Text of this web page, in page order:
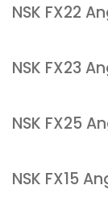
NSK FX22
NSK FX23
NSK FX25
NSK FX15